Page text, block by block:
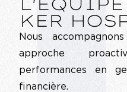
KER
Nous
approche
performances en
financière.